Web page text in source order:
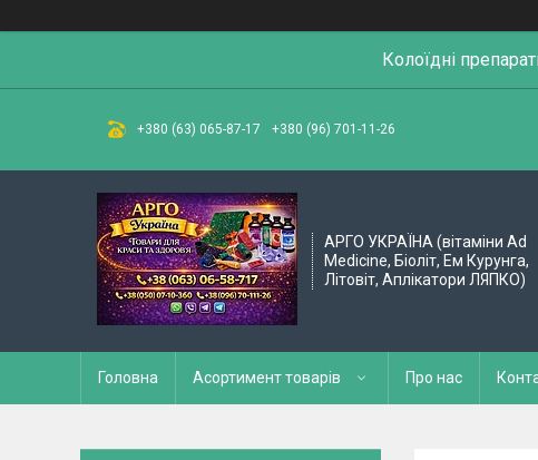
Колоїдні
+380 (63) 065-87-17 +380 (96) 701-11-26
АРГО УКРАЇНА (вітаміни Ad
Medicine, Біоліт, Ем Курунга,
Літовіт, Аплікатори ЛЯПКО)
Головна Асортимент товарів Про нас